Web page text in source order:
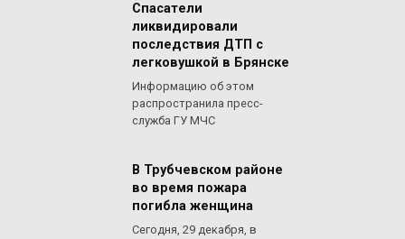
Спасатели
ликвидировали
последствия ДТП с
легковушкой в Брянске
Информацию об этом
распространила пресс-
служба ГУ МЧС
В Трубчевском районе
во время пожара
погибла женщина
Сегодня, 29 декабря, в